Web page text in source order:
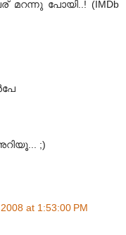
പോയി..! (IMDb
;)
at 1:53:00 PM